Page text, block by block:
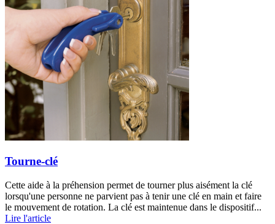
Tourne-clé
Cette aide à la préhension permet de tourner plus aisément la clé
lorsqu'une personne ne parvient pas à tenir une clé en main et faire
le mouvement de rotation. La clé est maintenue dans le dispositif...
Lire l'article